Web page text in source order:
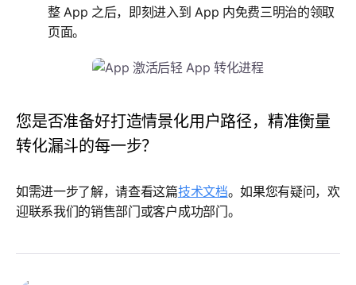
整 App 之后，即刻进入到 App 内免费三明治的领取
页面。
您是否准备好打造情景化用户路径，精准衡量
转化漏斗的每一步？
如需进一步了解，请查看这篇技术文档。如果您有疑问，欢
迎联系我们的销售部门或客户成功部门。